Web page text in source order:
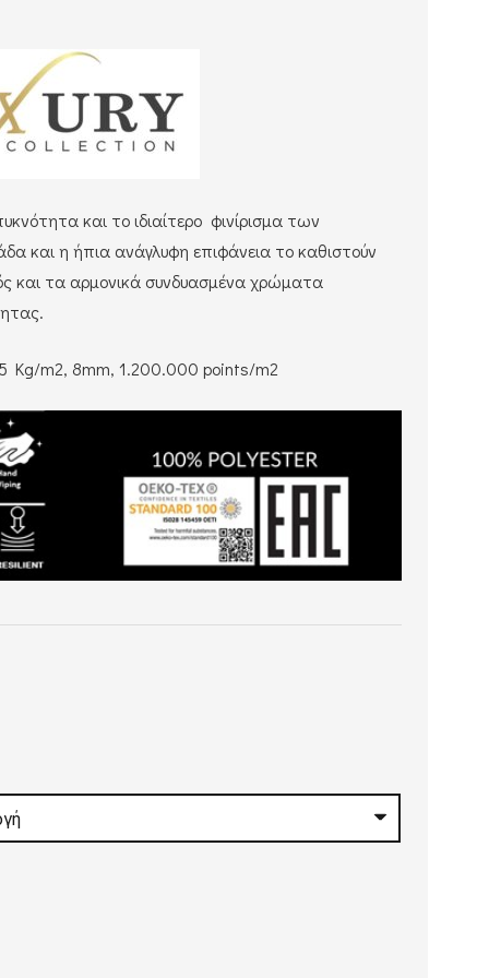
και το ιδιαίτερο φινίρισμα των
και η ήπια ανάγλυφη επιφάνεια το καθιστούν
και τα αρμονικά συνδυασμένα χρώματα
Kg/m2, 8mm, 1.200.000 points/m2
€